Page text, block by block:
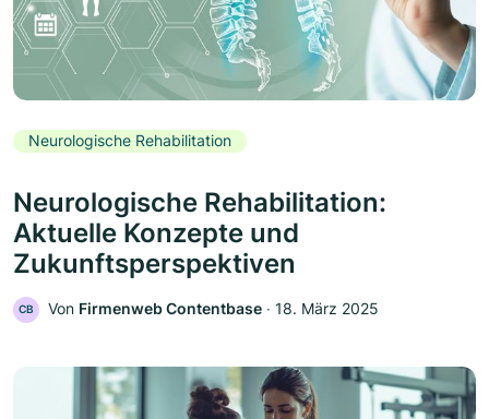
Neurologische Rehabilitation
Neurologische Rehabilitation:
Aktuelle Konzepte und
Zukunftsperspektiven
CB Von Firmenweb Contentbase ‧ 18. März 2025